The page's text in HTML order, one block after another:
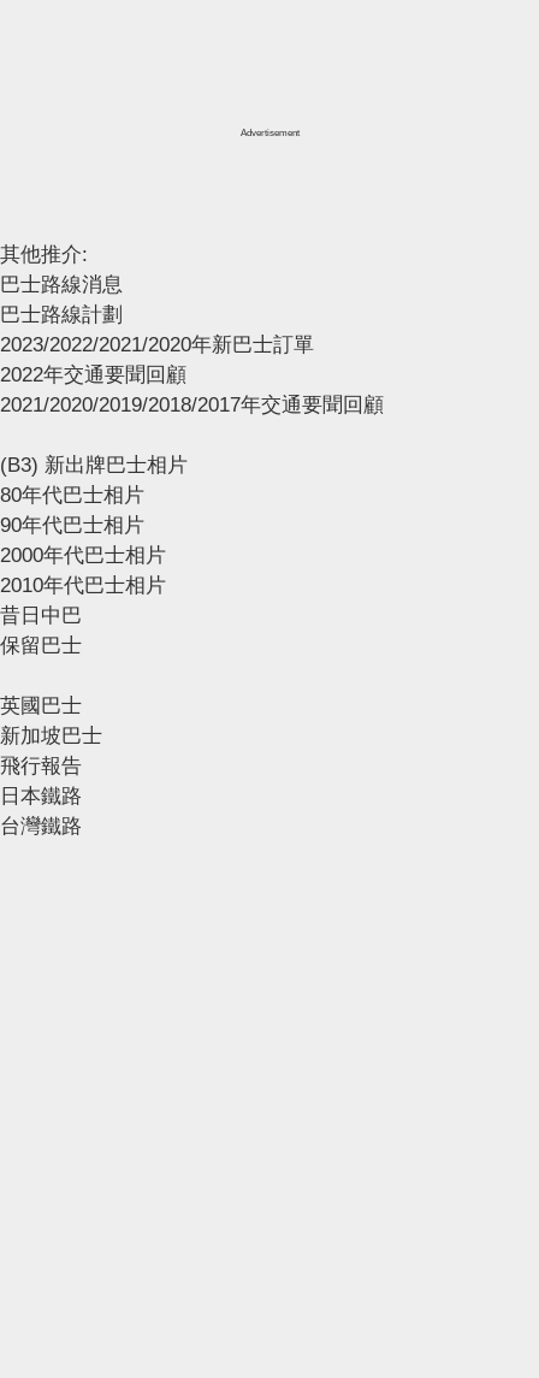
Advertisement
其他推介:
巴士路線消息
巴士路線計劃
2023/2022/2021/2020年新巴士訂單
2022年交通要聞回顧
2021/2020/2019/2018/2017年交通要聞回顧
(B3) 新出牌巴士相片
80年代巴士相片
90年代巴士相片
2000年代巴士相片
2010年代巴士相片
昔日中巴
保留巴士
英國巴士
新加坡巴士
飛行報告
日本鐵路
台灣鐵路